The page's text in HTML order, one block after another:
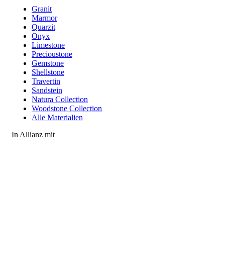
Granit
Marmor
Quarzit
Onyx
Limestone
Precioustone
Gemstone
Shellstone
Travertin
Sandstein
Natura Collection
Woodstone Collection
Alle Materialien
In Allianz mit